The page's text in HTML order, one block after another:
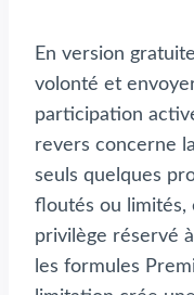
En version
volonté et
participation
revers concerne
seuls quelques
floutés ou limités,
privilège réservé
les formules